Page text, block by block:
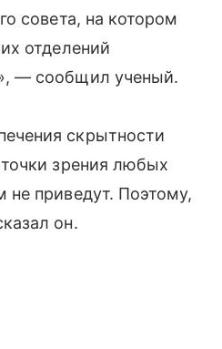
совета, на котором
отделений
— сообщил ученый.
скрытности
зрения любых
приведут. Поэтому,
он.